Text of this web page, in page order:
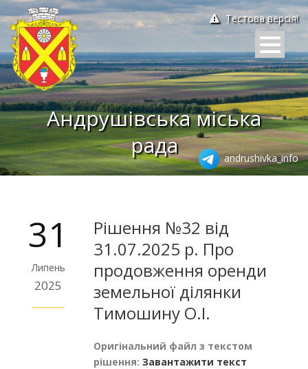
Тестова версія!
Андрушівська міська
рада
andrushivka_info
31
Липень
2025
Рішення №32 від
31.07.2025 р. Про
продовження оренди
земельної ділянки
Тимошину О.І.
Оригінальний файл з текстом
рішення: Завантажити текст